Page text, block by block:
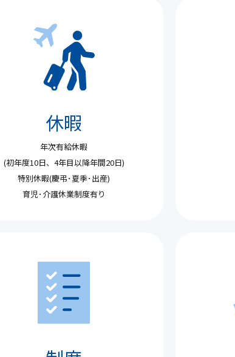
休暇
年次有給休暇
(初年度10日、4年目以降年間20日)
特別休暇(慶弔･夏季･出産)
育児･介護休業制度有り